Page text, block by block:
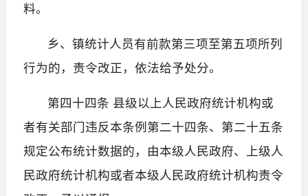
料。
乡、镇统计人员有前款第三项至第五项所列
行为的，责令改正，依法给予处分。
第四十四条 县级以上人民政府统计机构或
者有关部门违反本条例第二十四条、第二十五条
规定公布统计数据的，由本级人民政府、上级人
民政府统计机构或者本级人民政府统计机构责令